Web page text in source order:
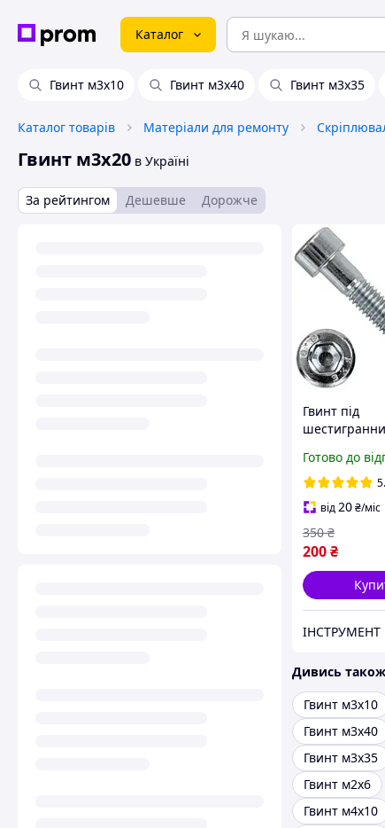
Каталог
Гвинт м3х10 Гвинт м3х40 Гвинт м3х35
Каталог товарів Матеріали для ремонту
Гвинт м3х20 в Україні
За рейтингом Дешевше Дорожче
Гвинт під
ЦБ DIN 912
Готово до
від20₴/міс
200₴
350 ₴
Дивись також
Гвинт м3х10
Гвинт м3х40
Гвинт м3х35
Гвинт м2х6
Гвинт м4х10